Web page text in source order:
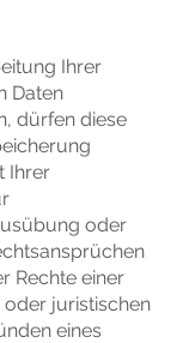
Ihrer
Daten
dürfen diese
Ihrer
oder
Rechte einer
juristischen
eines